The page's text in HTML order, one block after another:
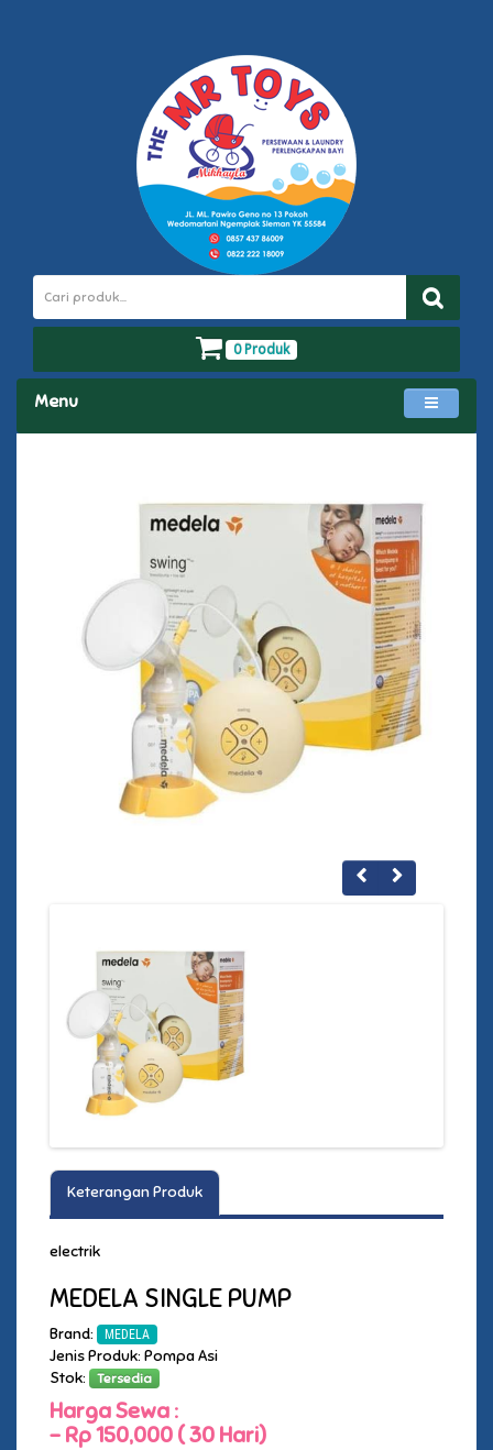
0 Produk
Menu
Keterangan Produk
electrik
MEDELA SINGLE PUMP
Brand: MEDELA
Jenis Produk: Pompa Asi
Stok:
Tersedia
Harga Sewa :
- Rp 150,000 ( 30 Hari)